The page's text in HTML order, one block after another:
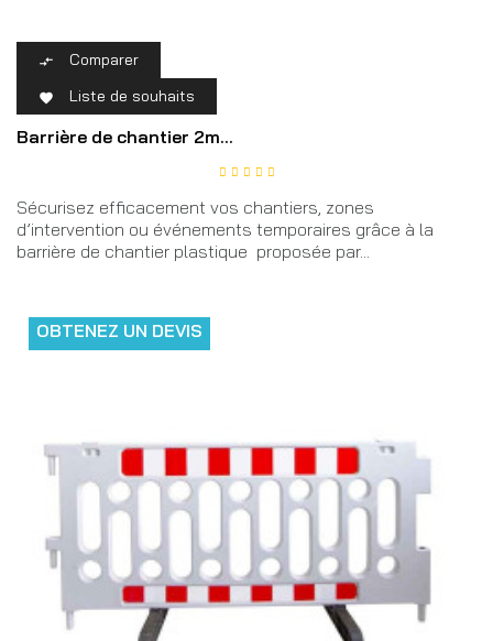
 Comparer
 Liste de souhaits
Barrière de chantier 2m...
Sécurisez efficacement vos chantiers, zones
d’intervention ou événements temporaires grâce à la
barrière de chantier plastique proposée par...
OBTENEZ UN DEVIS